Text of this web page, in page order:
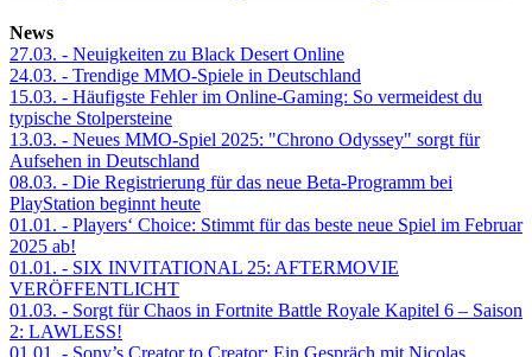
News
27.03. - Neuigkeiten zu Black Desert Online
24.03. - Trendige MMO-Spiele in Deutschland
15.03. - Häufigste Fehler im Online-Gaming: So vermeidest du
typische Stolpersteine
13.03. - Neues MMO-Spiel 2025: "Chrono Odyssey" sorgt für
Aufsehen in Deutschland
08.03. - Die Registrierung für das neue Beta-Programm bei
PlayStation beginnt heute
01.01. - Players‘ Choice: Stimmt für das beste neue Spiel im Februar
2025 ab!
01.01. - SIX INVITATIONAL 25: AFTERMOVIE
VERÖFFENTLICHT
01.03. - Sorgt für Chaos in Fortnite Battle Royale Kapitel 6 – Saison
2: LAWLESS!